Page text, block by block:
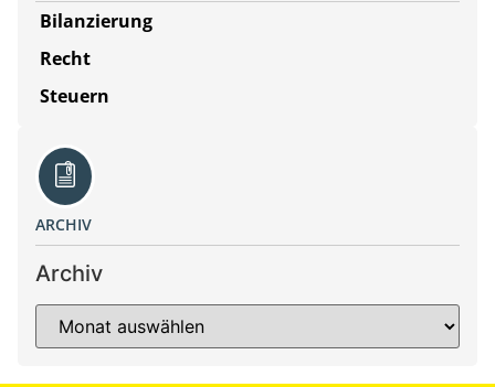
Bilanzierung
Recht
Steuern
ARCHIV
Archiv